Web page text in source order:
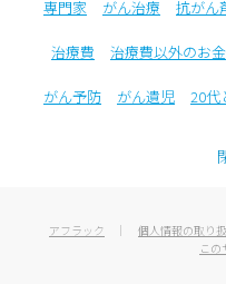
専門家 がん治療 抗がん
治療費 治療費以外のお金
がん予防 がん遺児 20代
アフラック
個人情報の取り
この